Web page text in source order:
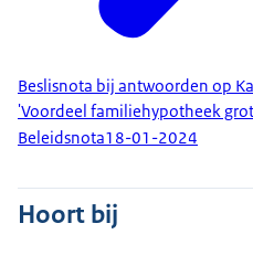
Beslisnota bij antwoorden op
'Voordeel familiehypotheek
Beleidsnota18-01-2024
Hoort bij